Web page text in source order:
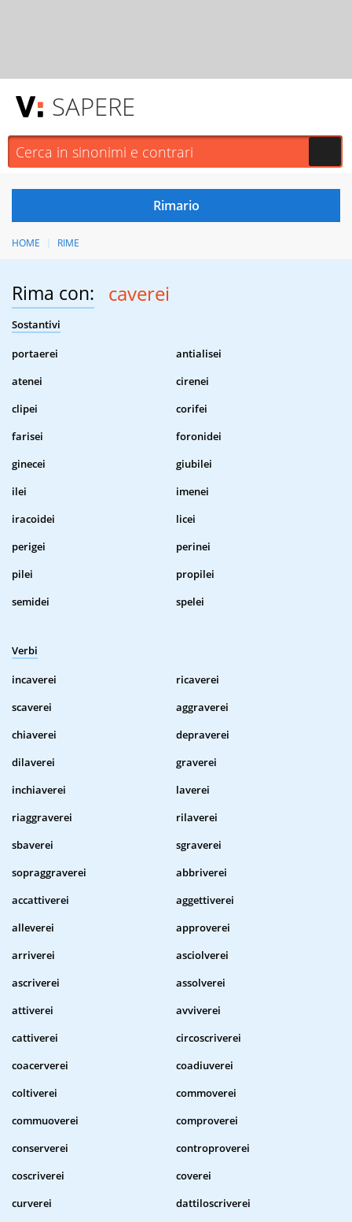
SAPERE
HOME RIME
Rima con: caverei
Sostantivi
portaerei
antialisei
atenei
cirenei
clipei
corifei
farisei
foronidei
ginecei
giubilei
ilei
imenei
iracoidei
licei
perigei
perinei
pilei
propilei
semidei
spelei
Verbi
incaverei
ricaverei
scaverei
aggraverei
chiaverei
depraverei
dilaverei
graverei
inchiaverei
laverei
riaggraverei
rilaverei
sbaverei
sgraverei
sopraggraverei
abbriverei
accattiverei
aggettiverei
alleverei
approverei
arriverei
asciolverei
ascriverei
assolverei
attiverei
avviverei
cattiverei
circoscriverei
coacerverei
coadiuverei
coltiverei
commoverei
commuoverei
comproverei
conserverei
controproverei
coscriverei
coverei
curverei
dattiloscriverei